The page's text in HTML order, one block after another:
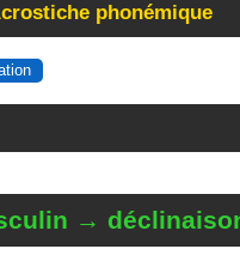
phonémique
→